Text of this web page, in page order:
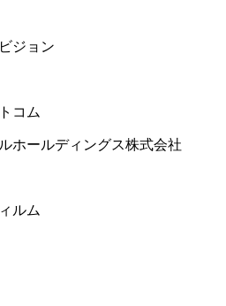
ジョン
コム
ホールディングス株式会社
ルム